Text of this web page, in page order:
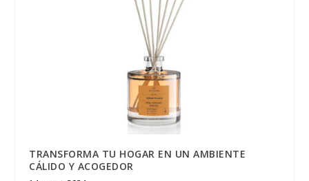
TRANSFORMA TU HOGAR EN UN AMBIENTE
CÁLIDO Y ACOGEDOR